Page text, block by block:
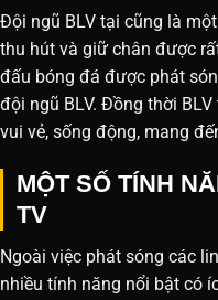
Đội ngũ BLV tại cũng là
thu hút và giữ chân được
đấu bóng đá được phát
đội ngũ BLV. Đồng thời
vui vẻ, sống động, mang
MỘT SỐ TÍNH
TV
Ngoài việc phát sóng các
nhiều tính năng nổi bật có